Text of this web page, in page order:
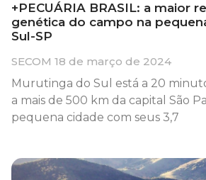
+PECUÁRIA BRASIL: a maior
genética do campo na
Sul-SP
SECOM 18 de março de 2024
Murutinga do Sul está a 20
a mais de 500 km da capital São
pequena cidade com seus 3,7